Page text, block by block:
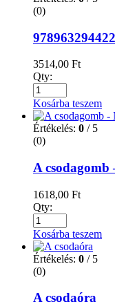
(0)
3514,00 Ft
Qty:
Kosárba teszem
Értékelés: 0 / 5
(0)
A
1618,00 Ft
Qty:
Kosárba teszem
Értékelés: 0 / 5
(0)
A csodaóra